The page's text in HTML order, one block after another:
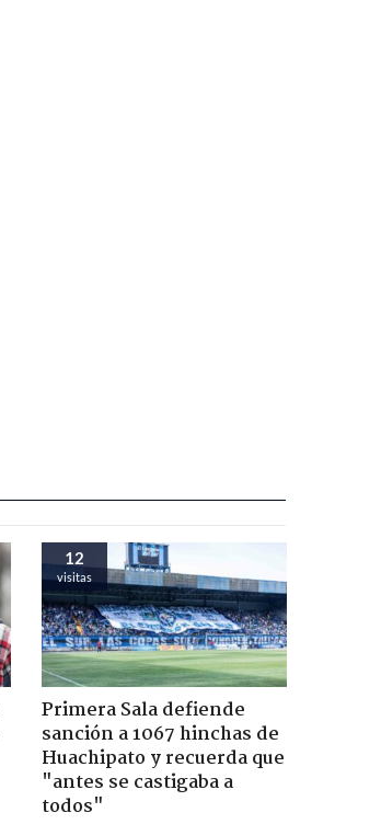
12
visitas
Primera Sala defiende
sanción a 1067 hinchas de
Huachipato y recuerda que
"antes se castigaba a
todos"